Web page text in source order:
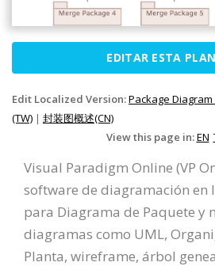
EDITAR ESTA
Edit Localized Version:Package
(TW) | 封装图概述(CN)
View this page in:EN
Visual Paradigm Online (VP
software de diagramación en
para Diagrama de Paquete y
diagramas como UML,
Planta, wireframe, árbol